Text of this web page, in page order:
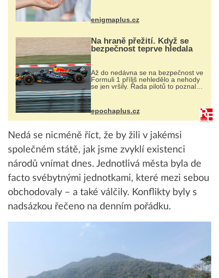
co když při transplantaci
nepřijímám...
enigmaplus.cz
Na hraně přežití. Když se
bezpečnost teprve hledala
Až do nedávna se na bezpečnost ve
Formuli 1 příliš nehledělo a nehody
se jen vršily. Řada pilotů to poznala
na vlastní kůži, často s trvalými
následky nebo bohužel i ztrátou
života. Dnes nepochopiteln...
epochaplus.cz
Nedá se nicméně říct, že by žili v jakémsi
společném státě, jak jsme zvyklí existenci
národů vnímat dnes. Jednotlivá města byla de
facto svébytnými jednotkami, které mezi sebou
obchodovaly – a také válčily. Konflikty byly s
nadsázkou řečeno na denním pořádku.